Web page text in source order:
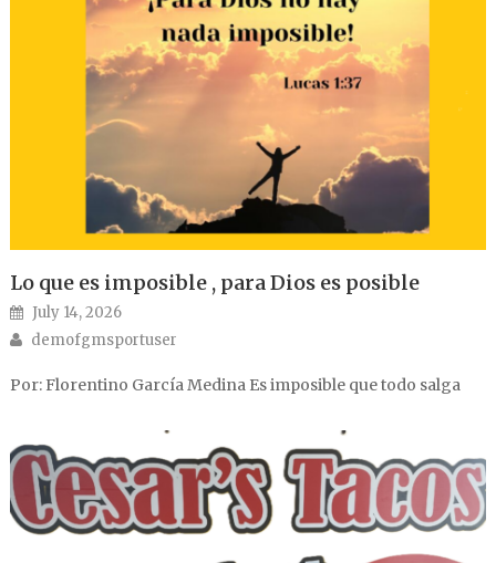
Lo que es imposible , para Dios es posible
Posted on
July 14, 2026
Author
demofgmsportuser
Por: Florentino García Medina Es imposible que todo salga